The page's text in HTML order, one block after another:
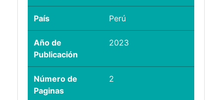
País Perú
Año de
Publicación
2023
Número de
Paginas
2